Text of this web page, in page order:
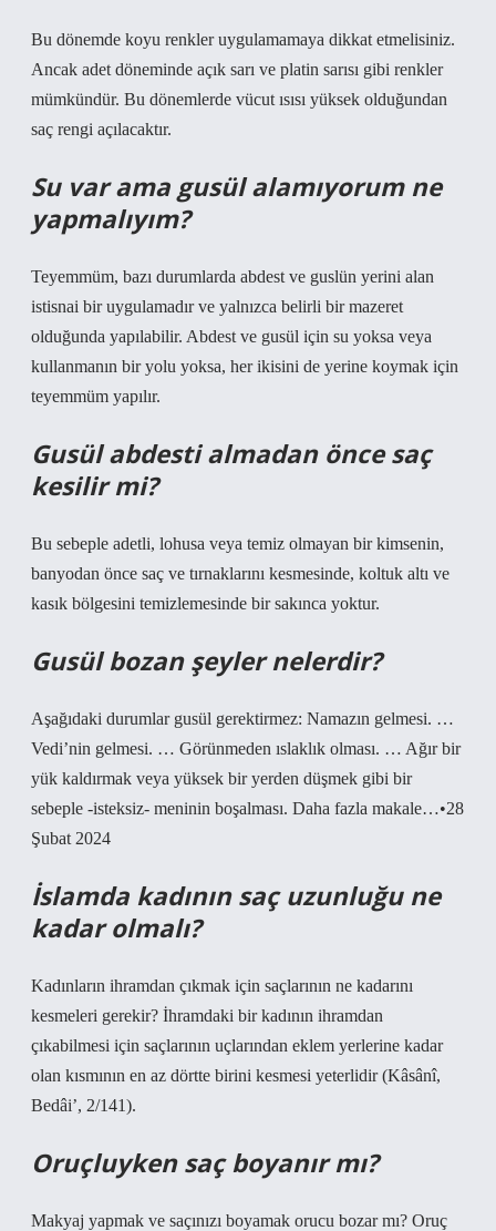
Bu dönemde koyu renkler uygulamamaya dikkat etmelisiniz.
Ancak adet döneminde açık sarı ve platin sarısı gibi renkler
mümkündür. Bu dönemlerde vücut ısısı yüksek olduğundan
saç rengi açılacaktır.
Su var ama gusül alamıyorum ne
yapmalıyım?
Teyemmüm, bazı durumlarda abdest ve guslün yerini alan
istisnai bir uygulamadır ve yalnızca belirli bir mazeret
olduğunda yapılabilir. Abdest ve gusül için su yoksa veya
kullanmanın bir yolu yoksa, her ikisini de yerine koymak için
teyemmüm yapılır.
Gusül abdesti almadan önce saç
kesilir mi?
Bu sebeple adetli, lohusa veya temiz olmayan bir kimsenin,
banyodan önce saç ve tırnaklarını kesmesinde, koltuk altı ve
kasık bölgesini temizlemesinde bir sakınca yoktur.
Gusül bozan şeyler nelerdir?
Aşağıdaki durumlar gusül gerektirmez: Namazın gelmesi. …
Vedi’nin gelmesi. … Görünmeden ıslaklık olması. … Ağır bir
yük kaldırmak veya yüksek bir yerden düşmek gibi bir
sebeple -isteksiz- meninin boşalması. Daha fazla makale…•28
Şubat 2024
İslamda kadının saç uzunluğu ne
kadar olmalı?
Kadınların ihramdan çıkmak için saçlarının ne kadarını
kesmeleri gerekir? İhramdaki bir kadının ihramdan
çıkabilmesi için saçlarının uçlarından eklem yerlerine kadar
olan kısmının en az dörtte birini kesmesi yeterlidir (Kâsânî,
Bedâi’, 2/141).
Oruçluyken saç boyanır mı?
Makyaj yapmak ve saçınızı boyamak orucu bozar mı? Oruç